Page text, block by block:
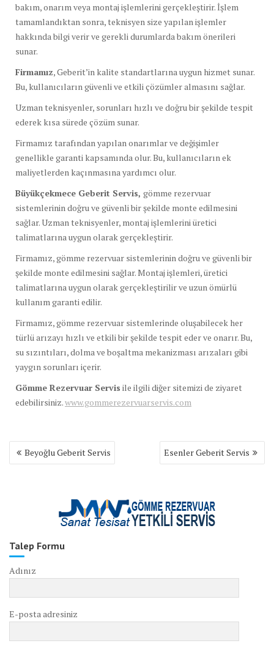
bakım, onarım veya montaj işlemlerini gerçekleştirir. İşlem
tamamlandıktan sonra, teknisyen size yapılan işlemler
hakkında bilgi verir ve gerekli durumlarda bakım önerileri
sunar.
Firmamız, Geberit’in kalite standartlarına uygun hizmet sunar.
Bu, kullanıcıların güvenli ve etkili çözümler almasını sağlar.
Uzman teknisyenler, sorunları hızlı ve doğru bir şekilde tespit
ederek kısa sürede çözüm sunar.
Firmamız tarafından yapılan onarımlar ve değişimler
genellikle garanti kapsamında olur. Bu, kullanıcıların ek
maliyetlerden kaçınmasına yardımcı olur.
Büyükçekmece Geberit Servis, gömme rezervuar
sistemlerinin doğru ve güvenli bir şekilde monte edilmesini
sağlar. Uzman teknisyenler, montaj işlemlerini üretici
talimatlarına uygun olarak gerçekleştirir.
Firmamız, gömme rezervuar sistemlerinin doğru ve güvenli bir
şekilde monte edilmesini sağlar. Montaj işlemleri, üretici
talimatlarına uygun olarak gerçekleştirilir ve uzun ömürlü
kullanım garanti edilir.
Firmamız, gömme rezervuar sistemlerinde oluşabilecek her
türlü arızayı hızlı ve etkili bir şekilde tespit eder ve onarır. Bu,
su sızıntıları, dolma ve boşaltma mekanizması arızaları gibi
yaygın sorunları içerir.
Gömme Rezervuar Servis ile ilgili diğer sitemizi de ziyaret
edebilirsiniz.www.gommerezervuarservis.com
Yazı
gezinmesi
Beyoğlu Geberit Servis Esenler Geberit Servis
Talep Formu
Adınız
E-posta adresiniz